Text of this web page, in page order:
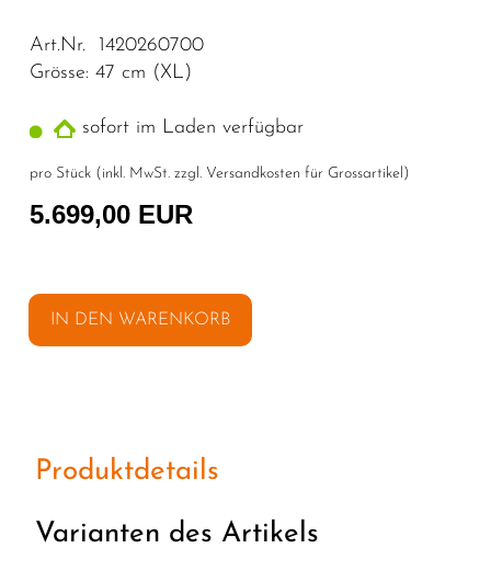
Art.Nr. 1420260700
Grösse: 47 cm (XL)
sofort im Laden verfügbar
pro Stück (inkl. MwSt. zzgl. Versandkosten für Grossartikel )
5.699,00 EUR
IN DEN WARENKORB
Produktdetails
Varianten des Artikels